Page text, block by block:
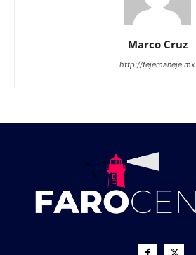
Marco Cruz
http://tejemaneje.mx